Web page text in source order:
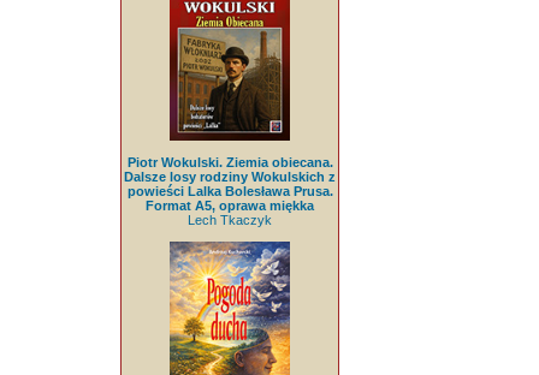
Piotr Wokulski. Ziemia obiecana.
Dalsze losy rodziny Wokulskich z
powieści Lalka Bolesława Prusa.
Format A5, oprawa miękka
Lech Tkaczyk